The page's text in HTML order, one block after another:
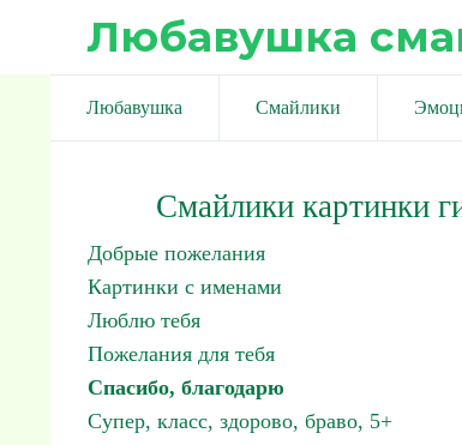
Любавушка
Любавушка Смайлики
Смайлики картинки
Добрые пожелания
Картинки с именами
Люблю тебя
Пожелания для тебя
Спасибо, благодарю
Супер, класс, здорово, браво, 5+